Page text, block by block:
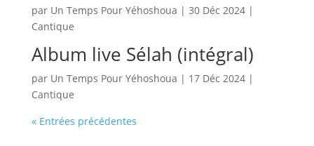
par Un Temps Pour Yéhoshoua | 30 Déc 2024|
Cantique
Album live Sélah (intégral)
par Un Temps Pour Yéhoshoua | 17 Déc 2024|
Cantique
« Entrées précédentes